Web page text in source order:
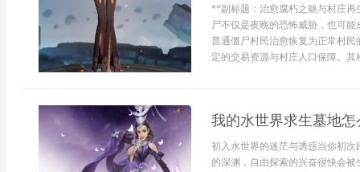
**副标题：治愈腐朽之躯与村庄
尸不仅是夜晚的恐怖威胁，也可
普通僵尸村民治愈恢复为正常村
定的交易资源与村庄人口保障。其
我的水世界求生墓地
初入水世界的迷茫与诱惑当你初
的深渊，自由探索的兴奋很快会